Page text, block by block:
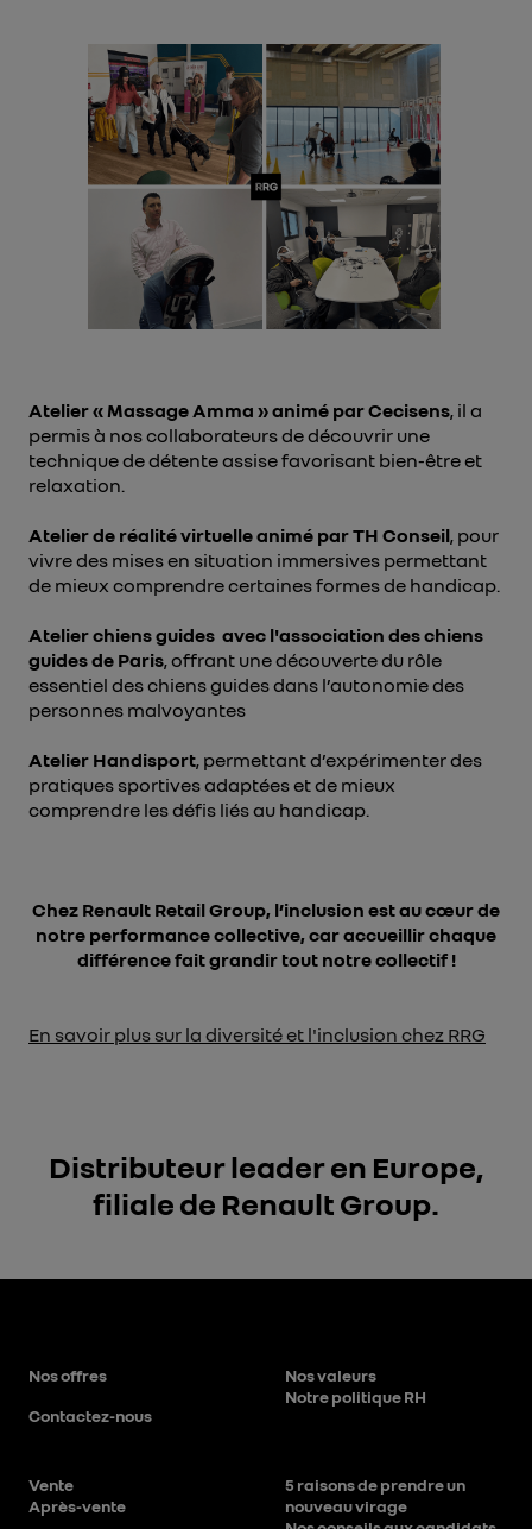
Atelier « Massage Amma » animé parCecisens, il a
permis à nos collaborateurs de découvrir une
technique de détente assise favorisant bien-être et
relaxation.
Atelier de réalité virtuelle animé parTH Conseil, pour
vivre des mises en situation immersives permettant
de mieux comprendre certaines formes de handicap.
Atelier chiens guides avec l'association des chiens
guides de Paris, offrant une découverte du rôle
essentiel des chiens guides dans l’autonomie des
personnes malvoyantes
Atelier Handisport, permettant d’expérimenter des
pratiques sportives adaptées et de mieux
comprendre les défis liés au handicap.
Chez Renault Retail Group, l’inclusion est au cœur de
notre performance collective, car accueillir chaque
différence fait grandir tout notre collectif !
En savoir plus sur la diversité et l'inclusion chez RRG
Distributeur leader en Europe,
filiale de Renault Group.
Nos offres
Contactez-nous
Nos valeurs
Notre politique RH
Vente
Après-vente
5 raisons de prendre un
nouveau virage